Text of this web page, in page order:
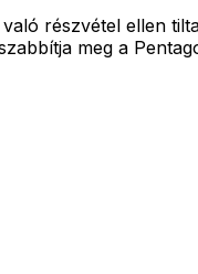
részvétel ellen
meg a